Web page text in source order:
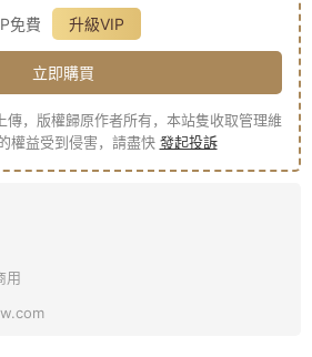
免費
升級VIP
立即購買
傳，版權歸原作者所有，本站隻收取管理維
權益受到侵害，請盡快 發起投訴
用